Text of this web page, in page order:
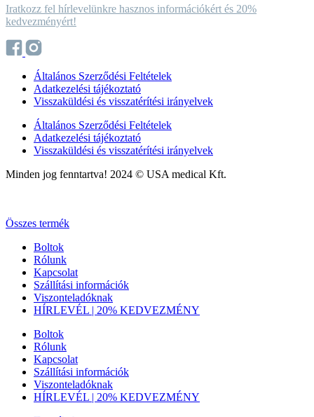
Iratkozz fel hírlevelünkre hasznos információkért és 20%
kedvezményért!
Általános Szerződési Feltételek
Adatkezelési tájékoztató
Visszaküldési és visszatérítési irányelvek
Általános Szerződési Feltételek
Adatkezelési tájékoztató
Visszaküldési és visszatérítési irányelvek
Minden jog fenntartva! 2024 © USA medical Kft.
Összes termék
Boltok
Rólunk
Kapcsolat
Szállítási információk
Viszonteladóknak
HÍRLEVÉL | 20% KEDVEZMÉNY
Boltok
Rólunk
Kapcsolat
Szállítási információk
Viszonteladóknak
HÍRLEVÉL | 20% KEDVEZMÉNY